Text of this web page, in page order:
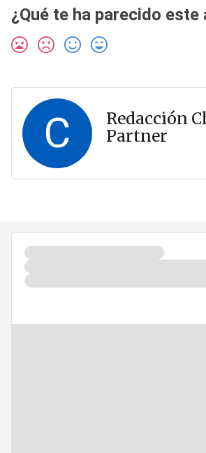
¿Qué te ha parecido
C
Redacción
Partner